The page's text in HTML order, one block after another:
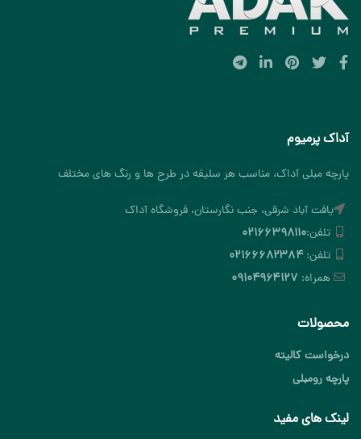
آداک پرمیوم
پارچه مبلی آداک، مناسب هر سلیقه در طرح ها و رنگ های مختلف
یافت آباد شرقی، جنب نگارستان، فروشگاه آداک
تلفن:۰۲۱۶۶۳۹۸۱۱۰
تلفن:۰۲۱۶۶۶۸۲۳۸۴
همراه: ۰۹۱۰۴۹۶۴۱۲۷
محصولات
درخواست کالیته
پارچه رومبلی
لینک های مفید